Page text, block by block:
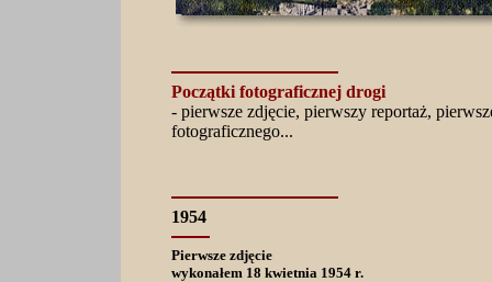
Początki fotograficznej drogi
- pierwsze zdjęcie, pierwszy reportaż,
fotograficznego...
1954
Pierwsze zdjęcie
wykonałem 18 kwietnia 1954 r.